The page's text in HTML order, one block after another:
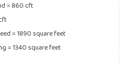
= 860 cft
= 1890 square feet
= 1340 square feet